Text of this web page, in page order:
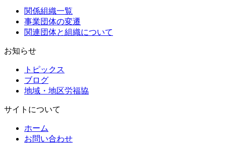
関係組織一覧
事業団体の変遷
関連団体と組織について
お知らせ
トピックス
ブログ
地域・地区労福協
サイトについて
ホーム
お問い合わせ